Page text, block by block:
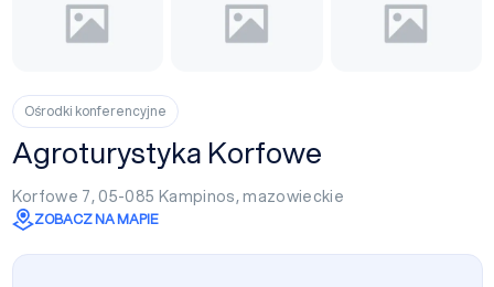
Ośrodki konferencyjne
Agroturystyka Korfowe
Korfowe 7, 05-085 Kampinos,mazowieckie
ZOBACZ NA MAPIE